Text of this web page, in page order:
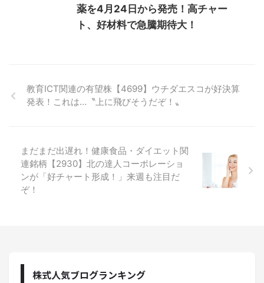
薬を4月24日から発売！高チャー
ト、好材料で急騰期待大！
教育ICT関連の有望株【4699】ウチダエスコが好決算
発表！これは…〝上に飛びそうだぞ！〟
まだまだ出遅れ！健康食品・ダイエット関
連銘柄【2930】北の達人コーポレーショ
ンが「好チャート形成！」来週も注目だ
ぞ！
株式人気ブログランキング